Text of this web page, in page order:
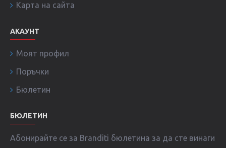
Карта на сайта
АКАУНТ
Моят профил
Поръчки
Бюлетин
БЮЛЕТИН
Абонирайте се за Branditi бюлетина за да сте винаги